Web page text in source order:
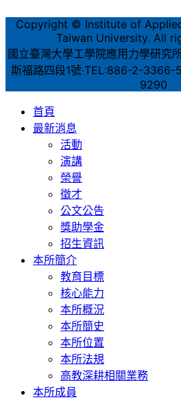
Copyright © Institute of
Taiwan University. All
國立臺灣大學工學院應用力學研究
斯福路四段1號‧TEL:886-2-
9290
首頁
最新消息
活動
演講
榮譽
徵才
公文公告
獎助學金
招生資訊
本所簡介
教育目標
核心能力
本所概況
本所簡史
本所位置
本所法規
高教深耕相關業務
本所成員